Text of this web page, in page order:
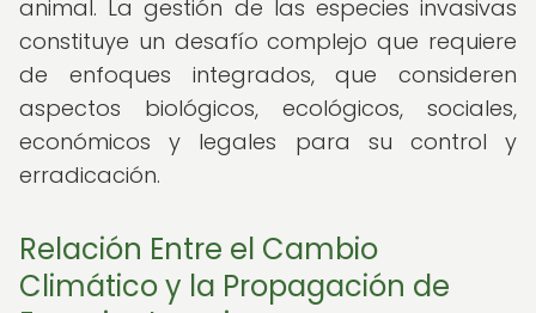
animal. La gestión de las especies invasivas
constituye un desafío complejo que requiere
de enfoques integrados, que consideren
aspectos biológicos, ecológicos, sociales,
económicos y legales para su control y
erradicación.
Relación Entre el Cambio
Climático y la Propagación de